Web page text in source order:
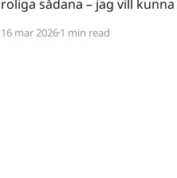
roliga sådana – jag vill
antingen in sig på ett kiss
16 mar 20261 min read